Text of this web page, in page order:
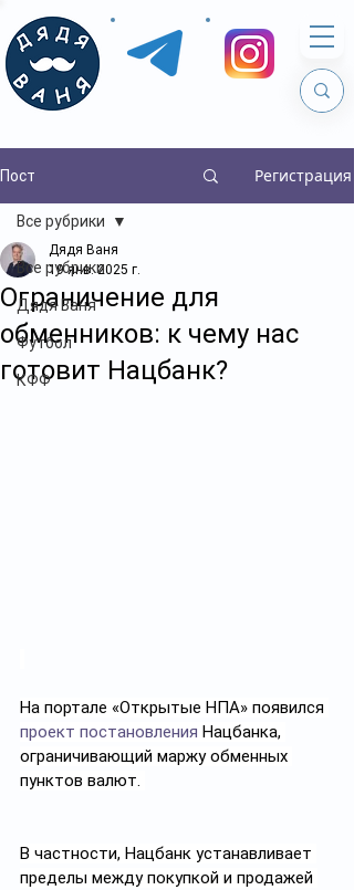
Пост Регистрация
Все рубрики
Дядя Ваня
Футбол
КФФ
Все рубрики
Ограничение для
обменников: к чему нас
готовит Нацбанк?
Дядя Ваня
19 янв. 2025 г.
На портале «Открытые НПА» появился
проект постановления Нацбанка,
ограничивающий маржу обменных
пунктов валют.
В частности, Нацбанк устанавливает
пределы между покупкой и продажей